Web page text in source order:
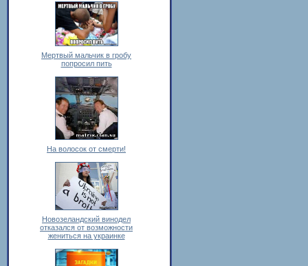
Мертвый мальчик в гробу
попросил пить
На волосок от смерти!
Новозеландский винодел
отказался от возможности
жениться на украинке